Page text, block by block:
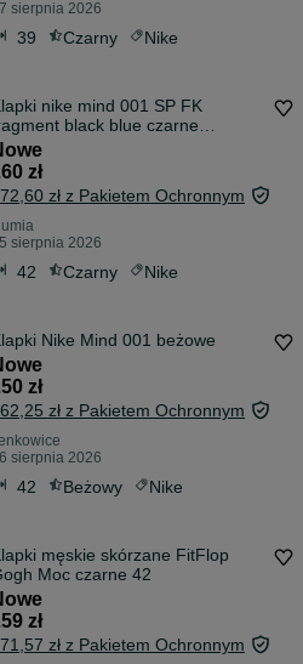
sierpnia 2026
39 Czarny Nike
nike mind 001 SP FK
black blue czarne
rozmiar size 42
zł
zł z Pakietem Ochronnym
sierpnia 2026
42 Czarny Nike
Nike Mind 001 beżowe
zł
zł z Pakietem Ochronnym
sierpnia 2026
42 Beżowy Nike
męskie skórzane FitFlop
Moc czarne 42
zł
zł z Pakietem Ochronnym